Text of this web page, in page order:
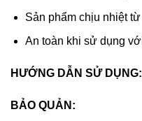
Sản phẩm chịu nhiệt
An toàn khi sử dụng
HƯỚNG DẪN SỬ DỤNG:
BẢO QUẢN: